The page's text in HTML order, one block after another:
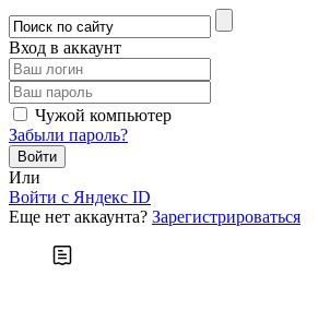
Вход в аккаунт
Чужой компьютер
Забыли пароль?
Или
Войти c Яндекс ID
Еще нет аккаунта? Зарегистрироваться